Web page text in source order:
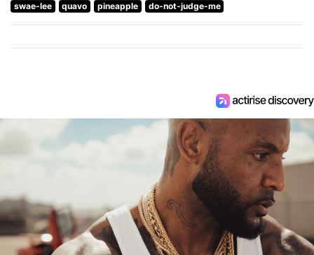
swae-lee
quavo pineapple do-not-judge-me